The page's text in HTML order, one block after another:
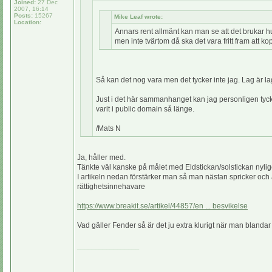
Joined: 27 Dec
2007, 16:14
Posts: 15267
Location:
Mike Leaf wrote:
Annars rent allmänt kan man se att det brukar
men inte tvärtom då ska det vara fritt fram att
Så kan det nog vara men det tycker inte jag. Lag är
Just i det här sammanhanget kan jag personligen
varit i public domain så länge.
/Mats N
Ja, håller med.
Tänkte väl kanske på målet med Eldstickan/solstickan
I artikeln nedan förstärker man så man nästan spricker
rättighetsinnehavare
https://www.breakit.se/artikel/44857/en ... besvikelse
Vad gäller Fender så är det ju extra klurigt när man